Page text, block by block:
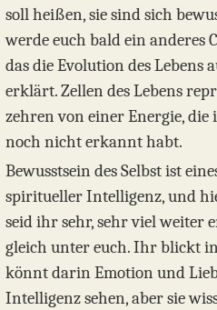
soll heißen, sie sind sich
werde euch bald ein anderes
das die Evolution des Lebens
erklärt. Zellen des Lebens
zehren von einer Energie,
noch nicht erkannt habt.
Bewusstsein des Selbst ist
spiritueller Intelligenz, und
seid ihr sehr, sehr viel weiter
gleich unter euch. Ihr blickt
könnt darin Emotion und
Intelligenz sehen, aber sie